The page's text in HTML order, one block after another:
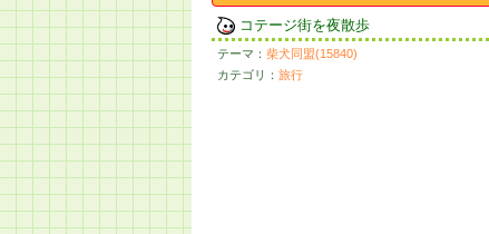
コテージ街を夜散歩
テーマ：柴犬同盟(15840)
カテゴリ：旅行